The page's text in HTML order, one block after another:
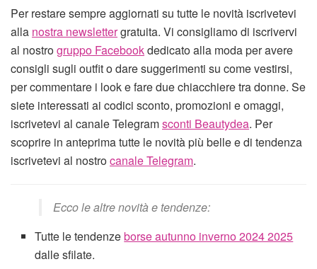
Per restare sempre aggiornati su tutte le novità iscrivetevi
alla nostra newslettergratuita. Vi consigliamo di iscrivervi
al nostrogruppo Facebookdedicato alla moda per avere
consigli sugli outfit o dare suggerimenti su come vestirsi,
per commentare i look e fare due chiacchiere tra donne. Se
siete interessati ai codici sconto, promozioni e omaggi,
iscrivetevi al canale Telegramsconti Beautydea. Per
scoprire in anteprima tutte le novità più belle e di tendenza
iscrivetevi al nostrocanale Telegram.
Ecco le altre novità e tendenze:
Tutte le tendenzeborse autunno inverno 2024 2025
dalle sfilate.